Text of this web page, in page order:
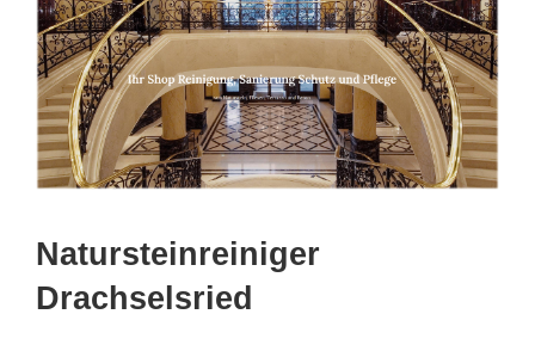
Natursteinreiniger
Drachselsried